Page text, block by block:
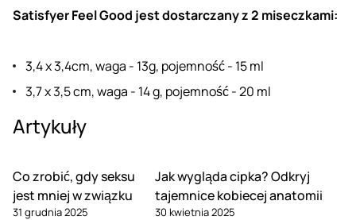
Satisfyer Feel Good jest dostarczany z 2 miseczkami:
3,4 x 3,4cm, waga - 13g, pojemność - 15 ml
3,7 x 3,5 cm, waga - 14 g, pojemność - 20 ml
Artykuły
Co zrobić, gdy seksu
jest mniej w związku
31 grudnia 2025
Jak wygląda cipka? Odkryj
tajemnice kobiecej anatomii
30 kwietnia 2025